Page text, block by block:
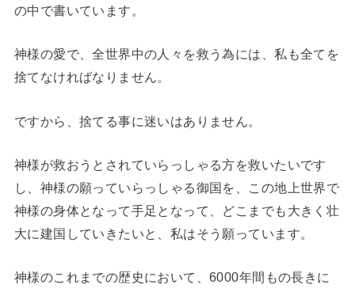
の中で書いています。
神様の愛で、全世界中の人々を救う為には、私も全てを
捨てなければなりません。
ですから、捨てる事に迷いはありません。
神様が救おうとされていらっしゃる方を救いたいです
し、神様の願っていらっしゃる御国を、この地上世界で
神様の身体となって手足となって、どこまでも大きく壮
大に建国していきたいと、私はそう願っています。
神様のこれまでの歴史において、6000年間もの長きに